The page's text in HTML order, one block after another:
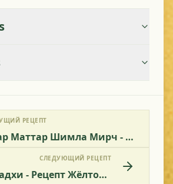
РЕЦЕПТ
Гаджар Маттар Шимла Мирч - Морковь И Горох С Болгарским Перцем
СЛЕДУЮЩИЙ РЕЦЕПТ
Гатте Ки Кадхи - Рецепт Жёлтого Супа С Кусочками Из Нутовой Муки